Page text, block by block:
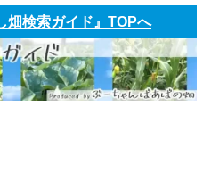
畑検索ガイド』TOPへ